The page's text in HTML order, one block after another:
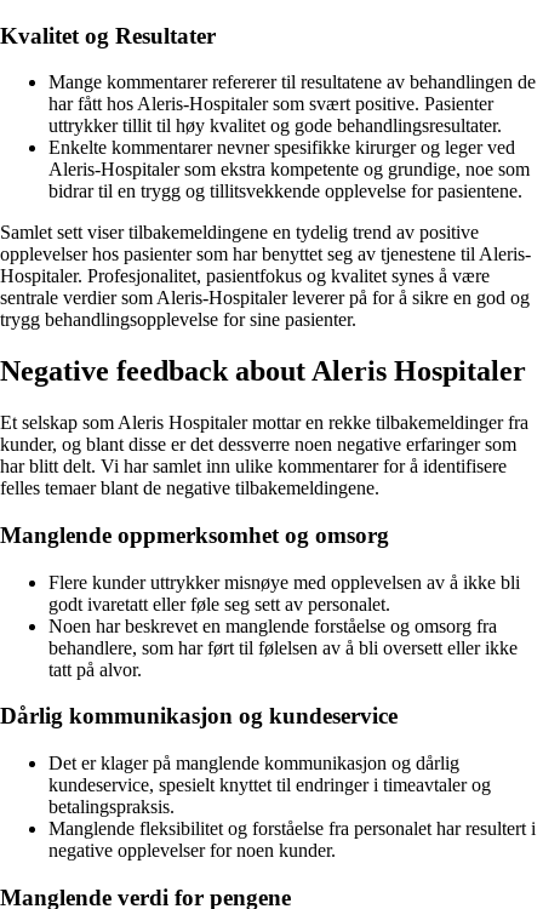
Kvalitet og Resultater
Mange kommentarer refererer til resultatene av behandlingen de
har fått hos Aleris-Hospitaler som svært positive. Pasienter
uttrykker tillit til høy kvalitet og gode behandlingsresultater.
Enkelte kommentarer nevner spesifikke kirurger og leger ved
Aleris-Hospitaler som ekstra kompetente og grundige, noe som
bidrar til en trygg og tillitsvekkende opplevelse for pasientene.
Samlet sett viser tilbakemeldingene en tydelig trend av positive
opplevelser hos pasienter som har benyttet seg av tjenestene til Aleris-
Hospitaler. Profesjonalitet, pasientfokus og kvalitet synes å være
sentrale verdier som Aleris-Hospitaler leverer på for å sikre en god og
trygg behandlingsopplevelse for sine pasienter.
Negative feedback about Aleris Hospitaler
Et selskap som Aleris Hospitaler mottar en rekke tilbakemeldinger fra
kunder, og blant disse er det dessverre noen negative erfaringer som
har blitt delt. Vi har samlet inn ulike kommentarer for å identifisere
felles temaer blant de negative tilbakemeldingene.
Manglende oppmerksomhet og omsorg
Flere kunder uttrykker misnøye med opplevelsen av å ikke bli
godt ivaretatt eller føle seg sett av personalet.
Noen har beskrevet en manglende forståelse og omsorg fra
behandlere, som har ført til følelsen av å bli oversett eller ikke
tatt på alvor.
Dårlig kommunikasjon og kundeservice
Det er klager på manglende kommunikasjon og dårlig
kundeservice, spesielt knyttet til endringer i timeavtaler og
betalingspraksis.
Manglende fleksibilitet og forståelse fra personalet har resultert i
negative opplevelser for noen kunder.
Manglende verdi for pengene